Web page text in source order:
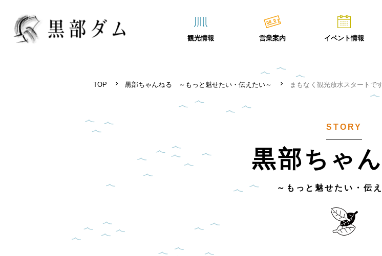
観光情報 営業案内 イベント情報
TOP 黒部ちゃんねる ～もっと魅せたい・伝えたい～ まもなく観光放水スタートです
STORY
黒部ちゃ
～もっと魅せたい・伝